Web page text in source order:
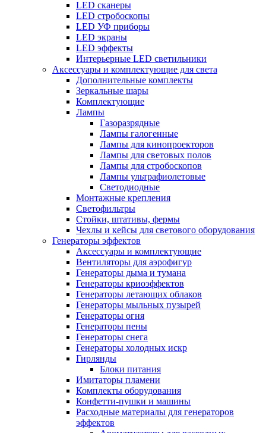
LED сканеры
LED стробоскопы
LED УФ приборы
LED экраны
LED эффекты
Интерьерные LED светильники
Аксессуары и комплектующие для света
Дополнительные комплекты
Зеркальные шары
Комплектующие
Лампы
Газоразрядные
Лампы галогенные
Лампы для кинопроекторов
Лампы для световых полов
Лампы для стробоскопов
Лампы ультрафиолетовые
Светодиодные
Монтажные крепления
Светофильтры
Стойки, штативы, фермы
Чехлы и кейсы для светового оборудования
Генераторы эффектов
Аксессуары и комплектующие
Вентиляторы для аэрофигур
Генераторы дыма и тумана
Генераторы криоэффектов
Генераторы летающих облаков
Генераторы мыльных пузырей
Генераторы огня
Генераторы пены
Генераторы снега
Генераторы холодных искр
Гирлянды
Блоки питания
Имитаторы пламени
Комплекты оборудования
Конфетти-пушки и машины
Расходные материалы для генераторов
эффектов